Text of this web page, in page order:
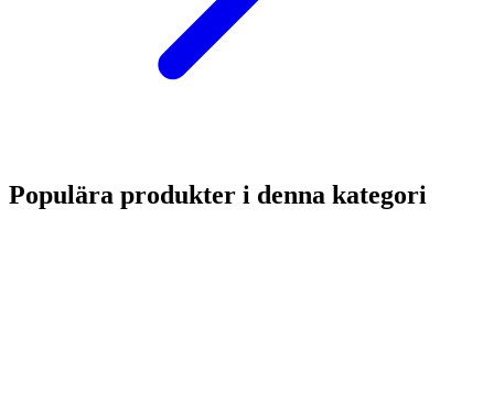
Populära produkter i denna kategori